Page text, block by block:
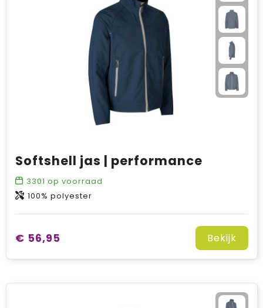
Softshell jas | performance
3301 op voorraad
100% polyester
€ 56,95 Bekijk